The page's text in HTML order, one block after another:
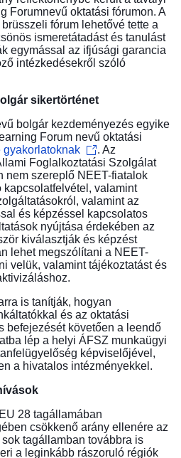
Forumnevű oktatási fórumon. A
fórum lehetővé tette a
ismeretátadást és tanulást
egymással az ifjúsági garancia
intézkedésekről szóló
sikertörténet
bolgár kezdeményezés egyike
Forum nevű oktatási
gyakorlatoknak
. Az
Foglalkoztatási Szolgálat
nem szereplő NEET-fiatalok
valamint
valamint az
és képzéssel kapcsolatos
nyújtása érdekében az
kiválasztják és képzést
lehet megszólítani a NEET-
velük, valamint tájékoztatást és
is tanítják, hogyan
és az oktatási
befejezését követően a leendő
lép a helyi ÁFSZ munkaügyi
képviselőjével,
a hivatalos intézményekkel.
28 tagállamában
csökkenő arány ellenére az
tagállamban továbbra is
a leginkább rászoruló régiók